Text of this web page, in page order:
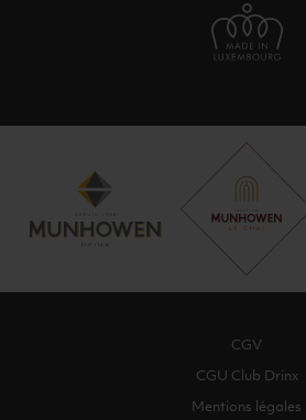
CGV
CGU Club Drinx
Mentions légales